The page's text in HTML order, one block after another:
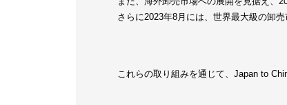
さらに2023年8月には、世界最大級の卸
これらの取り組みを通じて、Japan to